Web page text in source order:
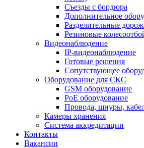
Съезды с бордюра
Дополнительное
Разделительные
Резиновые
Видеонаблюдение
IP-видеонаблюдение
Готовые решения
Сопутствующее
Оборудование для СКС
GSM оборудование
PoE оборудование
Провода, шнуры,
Камеры хранения
Система аккредитации
Контакты
Вакансии